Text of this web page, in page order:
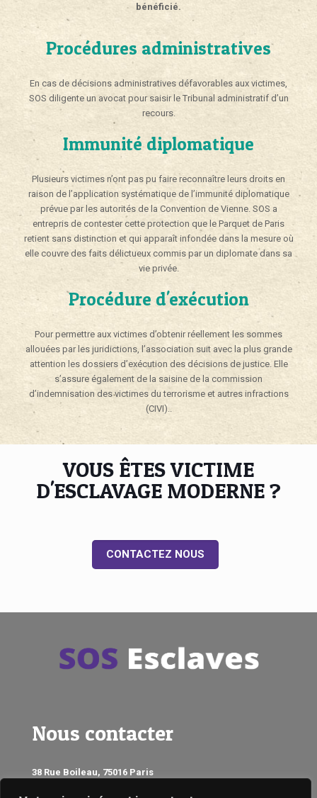
bénéficié.
Procédures administratives
En cas de décisions administratives défavorables aux victimes,
SOS diligente un avocat pour saisir le Tribunal administratif d’un
recours.
Immunité diplomatique
Plusieurs victimes n’ont pas pu faire reconnaître leurs droits en
raison de l’application systématique de l’immunité diplomatique
prévue par les autorités de la Convention de Vienne. SOS a
entrepris de contester cette protection que le Parquet de Paris
retient sans distinction et qui apparaît infondée dans la mesure où
elle couvre des faits délictueux commis par un diplomate dans sa
vie privée.
Procédure d'exécution
Pour permettre aux victimes d’obtenir réellement les sommes
allouées par les juridictions, l’association suit avec la plus grande
attention les dossiers d’exécution des décisions de justice. Elle
s’assure également de la saisine de la commission
d’indemnisation des victimes du terrorisme et autres infractions
(CIVI)..
VOUS ÊTES VICTIME
D'ESCLAVAGE MODERNE ?
CONTACTEZ NOUS
Nous contacter
38 Rue Boileau, 75016 Paris